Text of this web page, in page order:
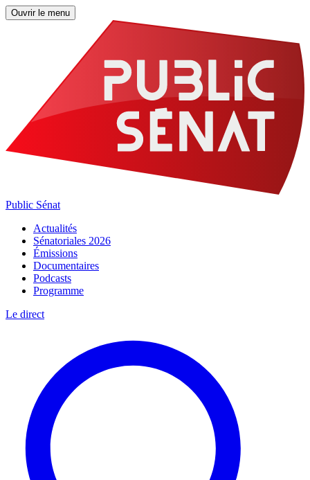
Ouvrir le menu
Public Sénat
Actualités
Sénatoriales 2026
Émissions
Documentaires
Podcasts
Programme
Le direct